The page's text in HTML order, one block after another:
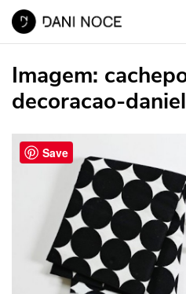
Imagem:
decoracao-
Save